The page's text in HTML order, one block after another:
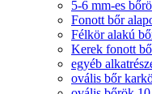
5-6 mm-es
Fonott bőr
Félkör alakú
Kerek fonott
egyéb
ovális bőr